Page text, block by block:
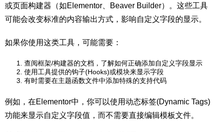
或页面构建器（如Elementor、Beaver Builder）。这些工具
可能会改变标准的内容输出方式，影响自定义字段的显示。
如果你使用这类工具，可能需要：
查阅框架/构建器的文档，了解如何正确添加自定义字段显示
使用工具提供的钩子(Hooks)或模块来显示字段
有时需要在主题函数文件中添加特殊的支持代码
例如，在Elementor中，你可以使用动态标签(Dynamic Tags)
功能来显示自定义字段值，而不需要直接编辑模板文件。